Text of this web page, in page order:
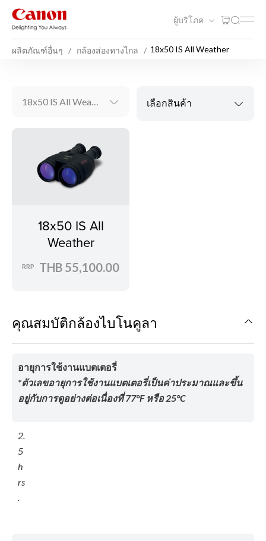
ผู้บริโภค
ผลิตภัณฑ์อื่นๆ กล้องส่องทางไกล 18x50 IS All Weather
18x50 IS All Weather เลือกสินค้า
18x50 IS All
Weather
RRP THB 55,100.00
คุณสมบัติกล้องไบโนคูลา
อายุการใช้งานแบตเตอรี่
*ตัวเลขอายุการใช้งานแบตเตอรี่เป็นค่าประมาณและขึ้น
อยู่กับการดูอย่างต่อเนื่องที่ 77°F หรือ 25°C
2.
5
h
rs
.